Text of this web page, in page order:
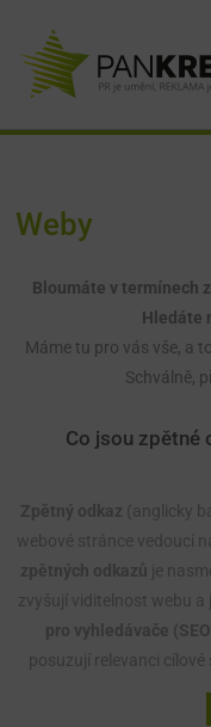
Weby
Bloumáte v termínech
Hledáte
Máme tu pro vás vše, a
Schválně,
Co jsou zpětné
Zpětný odkaz (anglicky
webové stránce vedoucí
zpětných odkazů je
zvyšují viditelnost webu a
pro vyhledávače
posuzují relevanci